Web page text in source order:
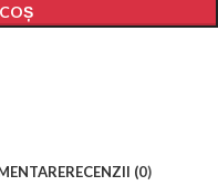
RECENZII (0)